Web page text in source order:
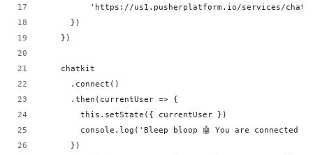
'https://us1.pusherplatform.io/services/
      })
    })
    chatkit
      .connect()
      .then(currentUser => {
        this.setState({ currentUser })
console.log('Bleep bloop 🤖 You are connected
      })